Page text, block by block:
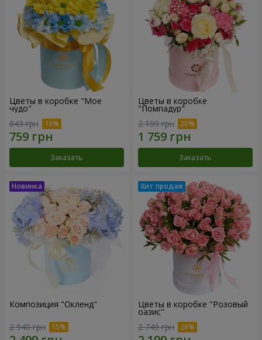
Цветы в коробке "Мое
чудо"
843 грн
Заказать
Цветы в коробке
"Помпадур"
2 199 грн
Заказать
Композиция "Окленд"
2 940 грн
Цветы в коробке "Розовый
оазис"
2 749 грн